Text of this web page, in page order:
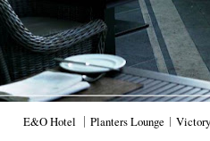
E&O Hotel ｜Planters